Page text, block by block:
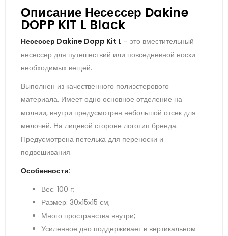
Описание Несессер Dakine
DOPP KIT L Black
Несессер Dakine Dopp Kit L - это вместительный
несессер для путешествий или повседневной носки
необходимых вещей.
Выполнен из качественного полиэстерового
материала. Имеет одно основное отделение на
молнии, внутри предусмотрен небольшой отсек для
мелочей. На лицевой стороне логотип бренда.
Предусмотрена петелька для переноски и
подвешивания.
Особенности:
Вес: 100 г;
Размер: 30х15х15 см;
Много пространства внутри;
Усиленное дно поддерживает в вертикальном